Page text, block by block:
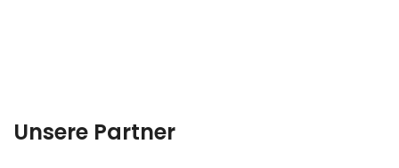
Unsere Partner